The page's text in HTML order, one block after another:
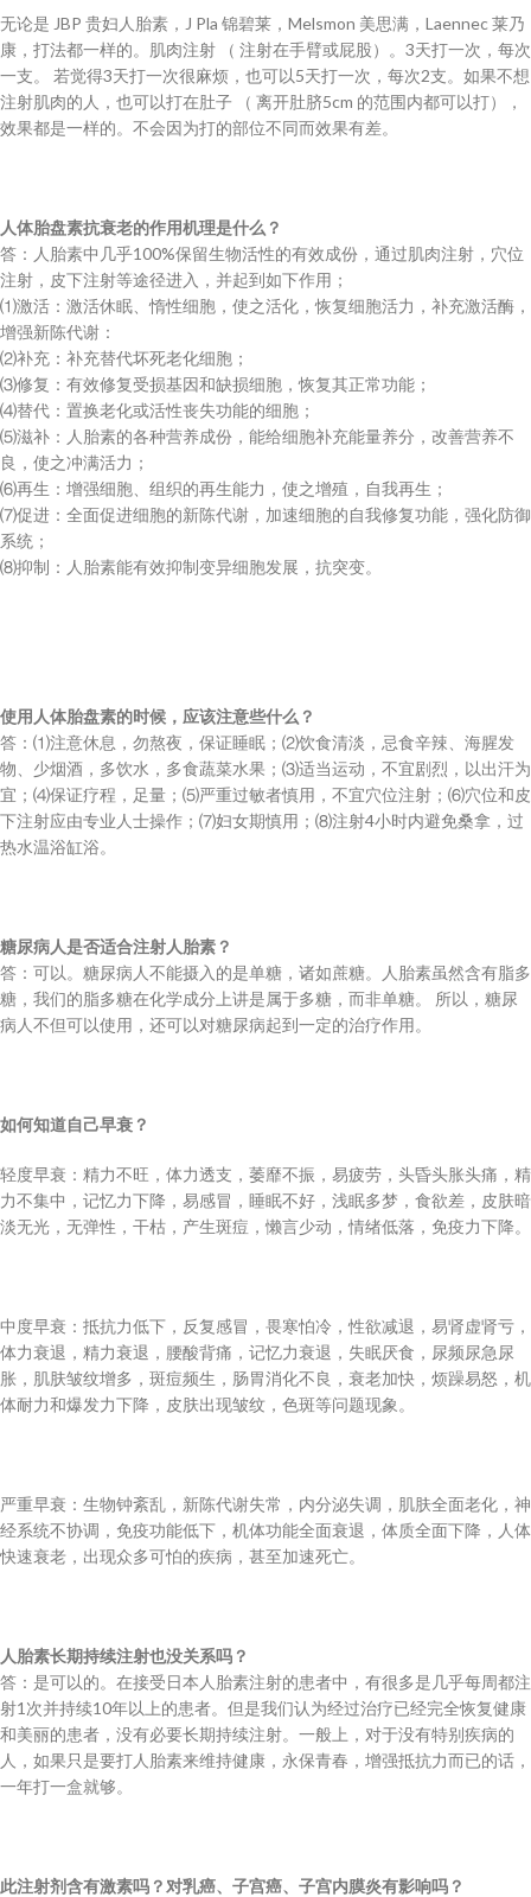
无论是 JBP 贵妇人胎素，J Pla 锦碧莱，Melsmon 美思满，Laennec 莱乃
康，打法都一样的。肌肉注射 （ 注射在手臂或屁股）。3天打一次，每次
一支。 若觉得3天打一次很麻烦，也可以5天打一次，每次2支。如果不想
注射肌肉的人，也可以打在肚子 （ 离开肚脐5cm 的范围内都可以打），
效果都是一样的。不会因为打的部位不同而效果有差。
人体胎盘素抗衰老的作用机理是什么？
答：人胎素中几乎100%保留生物活性的有效成份，通过肌肉注射，穴位
注射，皮下注射等途径进入，并起到如下作用；
⑴激活：激活休眠、惰性细胞，使之活化，恢复细胞活力，补充激活酶，
增强新陈代谢：
⑵补充：补充替代坏死老化细胞；
⑶修复：有效修复受损基因和缺损细胞，恢复其正常功能；
⑷替代：置换老化或活性丧失功能的细胞；
⑸滋补：人胎素的各种营养成份，能给细胞补充能量养分，改善营养不
良，使之冲满活力；
⑹再生：增强细胞、组织的再生能力，使之增殖，自我再生；
⑺促进：全面促进细胞的新陈代谢，加速细胞的自我修复功能，强化防御
系统；
⑻抑制：人胎素能有效抑制变异细胞发展，抗突变。
使用人体胎盘素的时候，应该注意些什么？
答：⑴注意休息，勿熬夜，保证睡眠；⑵饮食清淡，忌食辛辣、海腥发
物、少烟酒，多饮水，多食蔬菜水果；⑶适当运动，不宜剧烈，以出汗为
宜；⑷保证疗程，足量；⑸严重过敏者慎用，不宜穴位注射；⑹穴位和皮
下注射应由专业人士操作；⑺妇女期慎用；⑻注射4小时内避免桑拿，过
热水温浴缸浴。
糖尿病人是否适合注射人胎素？
答：可以。糖尿病人不能摄入的是单糖，诸如蔗糖。人胎素虽然含有脂多
糖，我们的脂多糖在化学成分上讲是属于多糖，而非单糖。 所以，糖尿
病人不但可以使用，还可以对糖尿病起到一定的治疗作用。
如何知道自己早衰？
轻度早衰：精力不旺，体力透支，萎靡不振，易疲劳，头昏头胀头痛，精
力不集中，记忆力下降，易感冒，睡眠不好，浅眠多梦，食欲差，皮肤暗
淡无光，无弹性，干枯，产生斑痘，懒言少动，情绪低落，免疫力下降。
中度早衰：抵抗力低下，反复感冒，畏寒怕冷，性欲减退，易肾虚肾亏，
体力衰退，精力衰退，腰酸背痛，记忆力衰退，失眠厌食，尿频尿急尿
胀，肌肤皱纹增多，斑痘频生，肠胃消化不良，衰老加快，烦躁易怒，机
体耐力和爆发力下降，皮肤出现皱纹，色斑等问题现象。
严重早衰：生物钟紊乱，新陈代谢失常，内分泌失调，肌肤全面老化，神
经系统不协调，免疫功能低下，机体功能全面衰退，体质全面下降，人体
快速衰老，出现众多可怕的疾病，甚至加速死亡。
人胎素长期持续注射也没关系吗？
答：是可以的。在接受日本人胎素注射的患者中，有很多是几乎每周都注
射1次并持续10年以上的患者。但是我们认为经过治疗已经完全恢复健康
和美丽的患者，没有必要长期持续注射。一般上，对于没有特别疾病的
人，如果只是要打人胎素来维持健康，永保青春，增强抵抗力而已的话，
一年打一盒就够。
此注射剂含有激素吗？对乳癌、子宫癌、子宫内膜炎有影响吗？